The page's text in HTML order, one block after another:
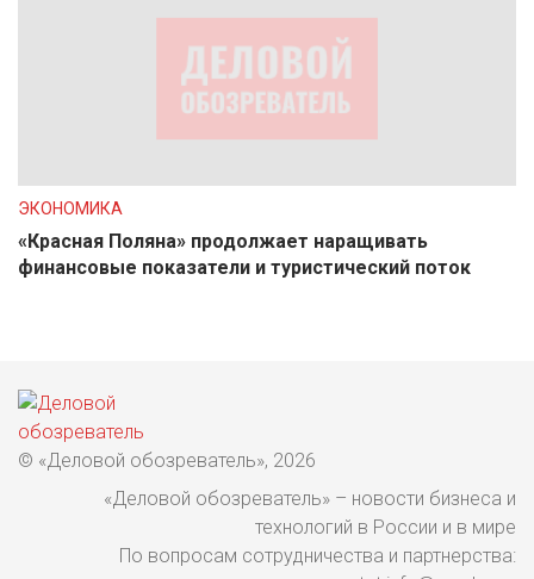
ЭКОНОМИКА
«Красная Поляна» продолжает наращивать
финансовые показатели и туристический поток
© «Деловой обозреватель», 2026
«Деловой обозреватель» – новости бизнеса и
технологий в России и в мире
По вопросам сотрудничества и партнерства: